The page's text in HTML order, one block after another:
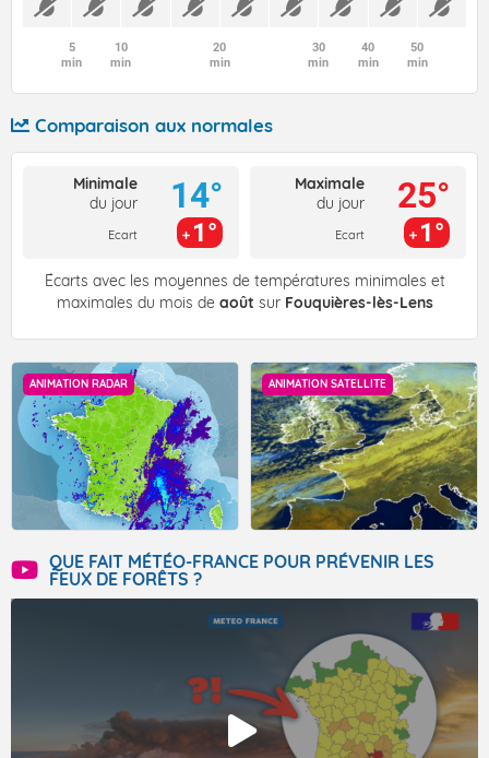
5
min
10
min
20
min
30
min
40
min
50
min
Comparaison aux normales
Minimale
du jour
Ecart
14°
1°
Maximale
du jour
Ecart
25°
1°
Écarts avec les moyennes de températures minimales et
maximales du mois de août sur Fouquières-lès-Lens
ANIMATION RADAR ANIMATION SATELLITE
QUE FAIT MÉTÉO-FRANCE POUR PRÉVENIR LES
FEUX DE FORÊTS ?